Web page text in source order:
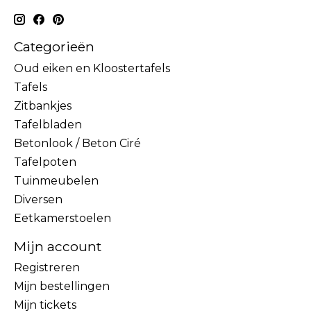
Categorieën
Oud eiken en Kloostertafels
Tafels
Zitbankjes
Tafelbladen
Betonlook / Beton Ciré
Tafelpoten
Tuinmeubelen
Diversen
Eetkamerstoelen
Mijn account
Registreren
Mijn bestellingen
Mijn tickets